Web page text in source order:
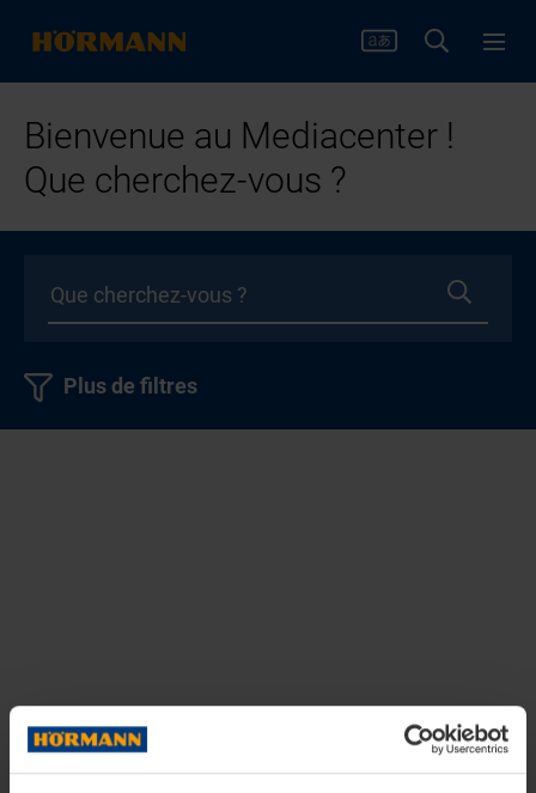
Bienvenue au Mediacenter !
Que cherchez-vous ?
Plus de filtres